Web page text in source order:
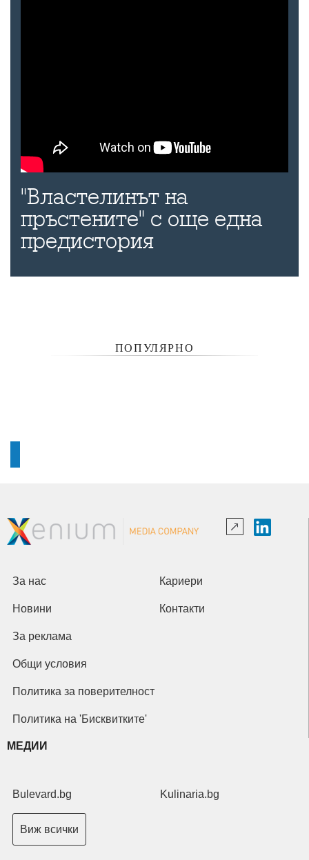
"Властелинът на
пръстените" с още една
предистория
ПОПУЛЯРНО
За нас Кариери
Новини Контакти
За реклама
Общи условия
Политика за поверителност
Политика на 'Бисквитките'
МЕДИИ
Bulevard.bg Kulinaria.bg
Виж всички